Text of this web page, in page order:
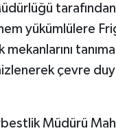
tarafından
yükümlülere
tanıma
çevre
Müdürü